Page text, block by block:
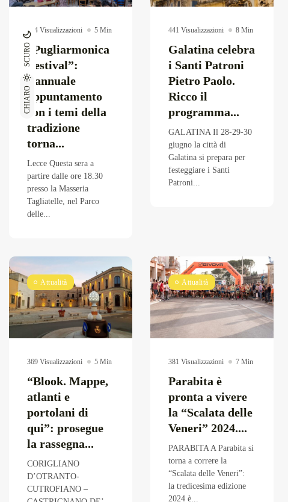
CHIARO
SCURO
294 Visualizzazioni 5 Min
“Pugliarmonica
Festival”:
l’annuale
appuntamento
con i temi della
tradizione
torna...
Lecce Questa sera a
partire dalle ore 18.30
presso la Masseria
Tagliatelle, nel Parco
delle...
441 Visualizzazioni 8 Min
Galatina celebra
i Santi Patroni
Pietro Paolo.
Ricco il
programma...
GALATINA Il 28-29-30
giugno la città di
Galatina si prepara per
festeggiare i Santi
Patroni...
Attualità
369 Visualizzazioni 5 Min
“Blook. Mappe,
atlanti e
portolani di
qui”: prosegue
la rassegna...
CORIGLIANO
D’OTRANTO-
CUTROFIANO –
Attualità
381 Visualizzazioni 7 Min
Parabita è
pronta a vivere
la “Scalata delle
Veneri” 2024....
PARABITA A Parabita si
torna a correre la
“Scalata delle Veneri”:
la tredicesima edizione
2024 è...